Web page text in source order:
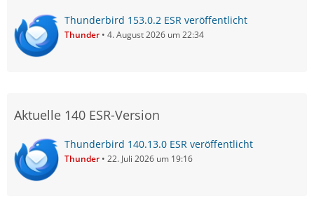
Thunderbird 153.0.2 ESR veröffentlicht
Thunder 4. August 2026 um 22:34
Aktuelle 140 ESR-Version
Thunderbird 140.13.0 ESR veröffentlicht
Thunder 22. Juli 2026 um 19:16